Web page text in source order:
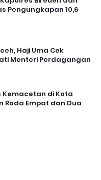
Pengungkapan 10,6
Haji Uma Cek
Menteri Perdagangan
Kemacetan di Kota
Roda Empat dan Dua